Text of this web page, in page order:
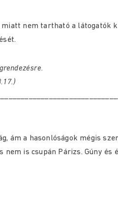
miatt nem tartható a látogatók
ám a hasonlóságok mégis
nem is csupán Párizs. Gúny és